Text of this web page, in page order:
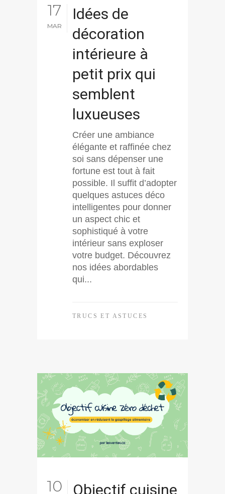
17
MAR
Idées de
décoration
intérieure à
petit prix qui
semblent
luxueuses
Créer une ambiance
élégante et raffinée chez
soi sans dépenser une
fortune est tout à fait
possible. Il suffit d’adopter
quelques astuces déco
intelligentes pour donner
un aspect chic et
sophistiqué à votre
intérieur sans exploser
votre budget. Découvrez
nos idées abordables
qui...
TRUCS ET ASTUCES
10 Objectif cuisine